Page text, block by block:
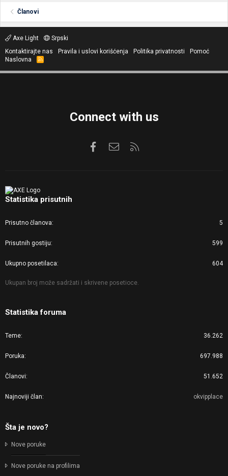
Članovi
Axe Light
Srpski
Kontaktirajte nas
Pravila i uslovi korišćenja Politika privatnosti
Pomoć
Naslovna
R
S
Connect with us
FacebookKontaktirajte nas
Statistika prisutnih
Prisutno članova 5
Prisutnih gostiju 599
Ukupno posetilaca 604
Ukupan broj može sadržati i skrivene posetioce.
Statistika foruma
Teme 36.262
Poruka 697.988
Članovi 51.652
Najnoviji član okvipplace
Šta je novo?
Nove poruke
Nove poruke na profilima